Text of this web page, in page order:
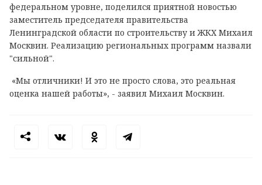
федеральном уровне, поделился приятной новостью
заместитель председателя правительства
Ленинградской области по строительству и ЖКХ Михаил
Москвин. Реализацию региональных программ назвали
"сильной".
«Мы отличники! И это не просто слова, это реальная
оценка нашей работы», - заявил Михаил Москвин.